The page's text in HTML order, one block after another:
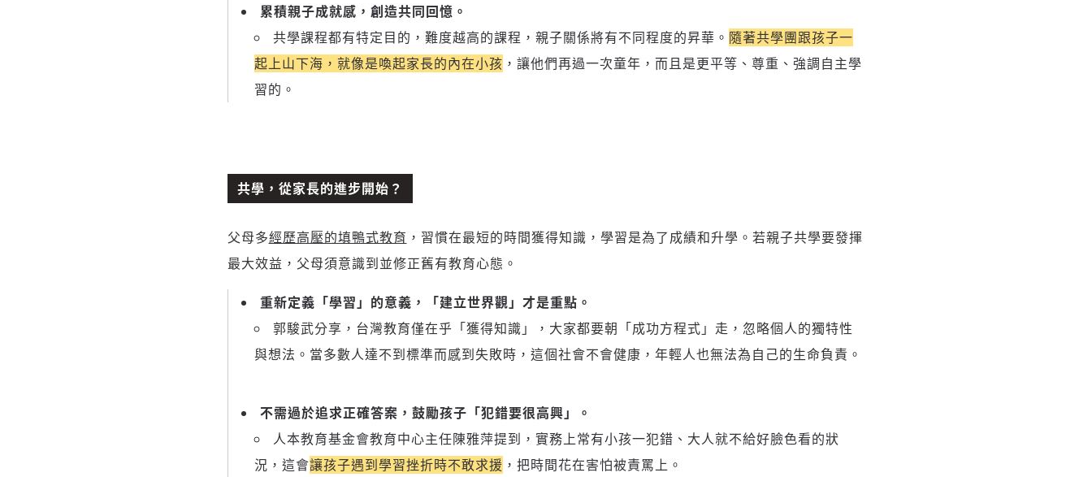
登入或註冊
歡迎您加入《旭時報》
掌握國際政經脈動
參與下一波全球科技革命
輸入 Email 驗證碼
近期曾送禮給下列會員
可送禮額度：0 |每月 1 號更新可送禮次數
再想一下 確定購買
累積親子成就感，創造共同回憶。
共學課程都有特定目的，難度越高的課程，親子關係將有不同程度的昇華。 隨著共學團跟孩子一
起上山下海，就像是喚起家長的內在小孩 ，讓他們再過一次童年，而且是更平等、尊重、強調自主學
習的。
共學，從家長的進步開始？
父母多經歷高壓的填鴨式教育 ，習慣在最短的時間獲得知識，學習是為了成績和升學。若親子共學要發揮
最大效益，父母須意識到並修正舊有教育心態。
重新定義「學習」的意義，「建立世界觀」才是重點。
郭駿武分享，台灣教育僅在乎「獲得知識」，大家都要朝「成功方程式」走，忽略個人的獨特性
與想法。當多數人達不到標準而感到失敗時，這個社會不會健康，年輕人也無法為自己的生命負責。
不需過於追求正確答案，鼓勵孩子「犯錯要很高興」。
人本教育基金會教育中心主任陳雅萍提到，實務上常有小孩一犯錯、大人就不給好臉色看的狀
況，這會讓孩子遇到學習挫折時不敢求援 ，把時間花在害怕被責罵上。
討論聚焦議題本身：尊重不同角度的內容、觀點，以及言論
避免不理性的用詞：不因個人主觀感受不同，而使用情緒性攻擊字眼
禁止歧視性的言論：不對他人種族、宗教、性別等身份，發表歧視言
論
留言文字開放授權
存為草稿 提交
規則說明
立即成為付費會員
已經是付費會員？